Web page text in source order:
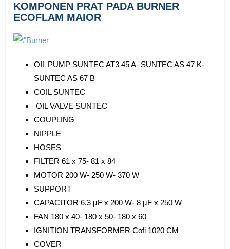
KOMPONEN PRAT PADA BURNER
ECOFLAM MAIOR
OIL PUMP SUNTEC AT3 45 A- SUNTEC AS 47 K-
SUNTEC AS 67 B
COIL SUNTEC
OIL VALVE SUNTEC
COUPLING
NIPPLE
HOSES
FILTER 61 x 75- 81 x 84
MOTOR 200 W- 250 W- 370 W
SUPPORT
CAPACITOR 6,3 µF x 200 W- 8 µF x 250 W
FAN 180 x 40- 180 x 50- 180 x 60
IGNITION TRANSFORMER Cofi 1020 CM
COVER